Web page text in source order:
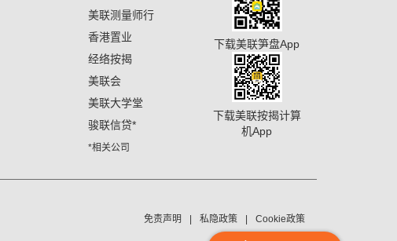
美联测量师行
香港置业
经络按揭
美联会
美联大学堂
骏联信贷*
*相关公司
下载美联笋盘App
下载美联按揭计算
机App
免责声明 私隐政策 Cookie政策